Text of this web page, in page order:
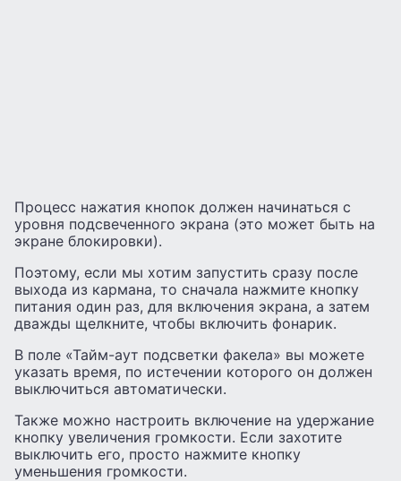
Процесс нажатия кнопок должен начинаться с
уровня подсвеченного экрана (это может быть на
экране блокировки).
Поэтому, если мы хотим запустить сразу после
выхода из кармана, то сначала нажмите кнопку
питания один раз, для включения экрана, а затем
дважды щелкните, чтобы включить фонарик.
В поле «Тайм-аут подсветки факела» вы можете
указать время, по истечении которого он должен
выключиться автоматически.
Также можно настроить включение на удержание
кнопку увеличения громкости. Если захотите
выключить его, просто нажмите кнопку
уменьшения громкости.